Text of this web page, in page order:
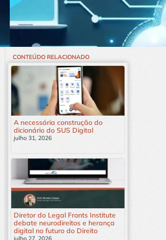
CONTEÚDO RELACIONADO
A necessária construção do
dicionário do SUS Digital
julho 31, 2026
Diretor do Legal Fronts Institute
debate neurodireitos e herança
digital no futuro do Direito
julho 27, 2026